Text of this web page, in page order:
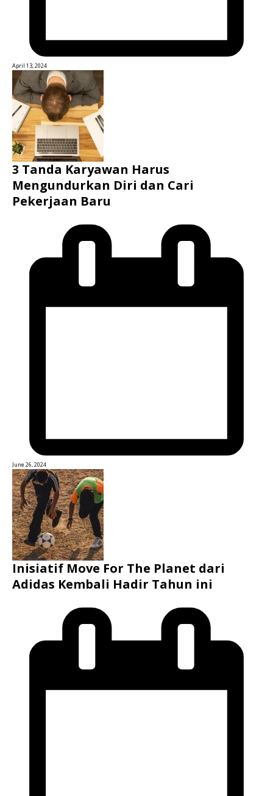
April 13, 2024
3 Tanda Karyawan Harus
Mengundurkan Diri dan Cari
Pekerjaan Baru
June 26, 2024
Inisiatif Move For The Planet dari
Adidas Kembali Hadir Tahun ini